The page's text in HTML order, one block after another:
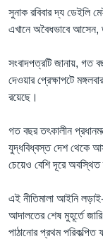
সুনাক রবিবার দ্য ডেইলি
এখানে অবৈধভাবে আসেন,
সংবাদপত্রটি জানায়, গত
দেওয়ার প্রেক্ষাপটে
রয়েছে।
গত বছর তৎকালীন
যুদ্ধবিধ্বস্ত দেশ থেকে
চেয়েও বেশি দূরে
এই নীতিমালা আইনি
আদালতের শেষ মুহূর্তে
পাঠানোর প্রথম